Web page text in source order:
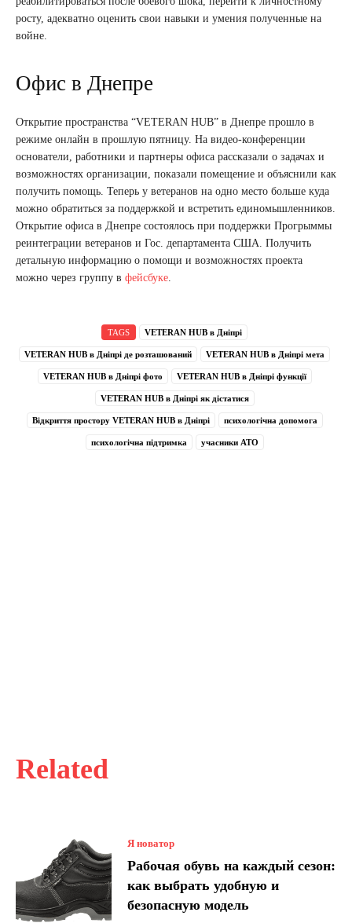
Related
Я новатор
Рабочая обувь на каждый сезон:
как выбрать удобную и
безопасную модель
росту, адекватно оценить свои навыки и умения полученные на
войне.
Офис в Днепре
Открытие пространства “VETERAN HUB” в Днепре прошло в
режиме онлайн в прошлую пятницу. На видео-конференции
основатели, работники и партнеры офиса рассказали о задачах и
возможностях организации, показали помещение и объяснили как
получить помощь. Теперь у ветеранов на одно место больше куда
можно обратиться за поддержкой и встретить единомышленников.
Открытие офиса в Днепре состоялось при поддержки Прогрыммы
реинтеграции ветеранов и Гос. департамента США. Получить
детальную информацию о помощи и возможностях проекта
можно через группу в фейсбуке
TAGS VETERAN HUB в Дніпрі
VETERAN HUB в Дніпрі де розташований VETERAN HUB в Дніпрі мета
VETERAN HUB в Дніпрі фото VETERAN HUB в Дніпрі функції
VETERAN HUB в Дніпрі як дістатися
Відкриття простору VETERAN HUB в Дніпрі психологічна допомога
психологічна підтримка учасники АТО